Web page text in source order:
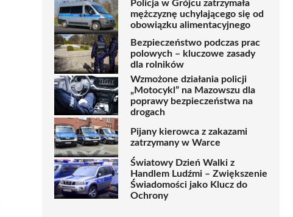
Policja w Grójcu zatrzymała
mężczyznę uchylającego się od
obowiązku alimentacyjnego
Bezpieczeństwo podczas prac
polowych – kluczowe zasady
dla rolników
Wzmożone działania policji
„Motocykl” na Mazowszu dla
poprawy bezpieczeństwa na
drogach
Pijany kierowca z zakazami
zatrzymany w Warce
Światowy Dzień Walki z
Handlem Ludźmi – Zwiększenie
Świadomości jako Klucz do
Ochrony